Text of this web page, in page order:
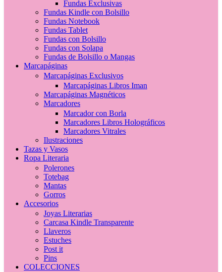
Fundas Exclusivas
Fundas Kindle con Bolsillo
Fundas Notebook
Fundas Tablet
Fundas con Bolsillo
Fundas con Solapa
Fundas de Bolsillo o Mangas
Marcapáginas
Marcapáginas Exclusivos
Marcapáginas Libros Iman
Marcapáginas Magnéticos
Marcadores
Marcador con Borla
Marcadores Libros Holográficos
Marcadores Vitrales
Ilustraciones
Tazas y Vasos
Ropa Literaria
Polerones
Totebag
Mantas
Gorros
Accesorios
Joyas Literarias
Carcasa Kindle Transparente
Llaveros
Estuches
Post it
Pins
COLECCIONES